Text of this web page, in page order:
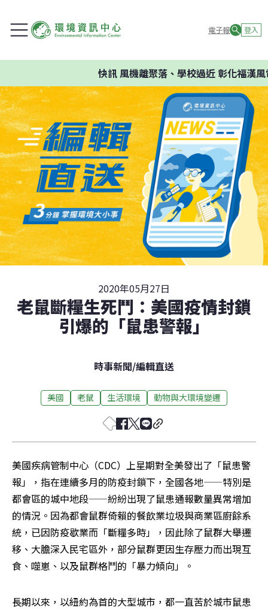
電子報 登入
快訊風機離聚落、學校過近 彰化福漢風
2020年05月27日
老鼠斷糧生死鬥：美國疫情封鎖
引爆的「鼠患警報」
時事新聞/編輯直送
美國 老鼠 生活環境 動物與大環境變遷
美國疾病管制中心（CDC）上星期對全美發出了「鼠患警
報」，指在連續多月的防疫封鎖下，全國各地——特別是
都會區的城中地段——紛紛出現了鼠患通報數量異常增加
的情況。因為都會鼠群倚賴的餐飲業垃圾與商業區廚餘系
統，已因防疫歇業而「斷糧多時」，因此除了鼠群大舉遷
移、大膽深入民宅區外，部分鼠群更因生存壓力而出現互
食、噬崽、以及鼠群格鬥的「暴力傾向」。
長期以來，以紐約為首的大型城市，都一直苦於城市鼠患